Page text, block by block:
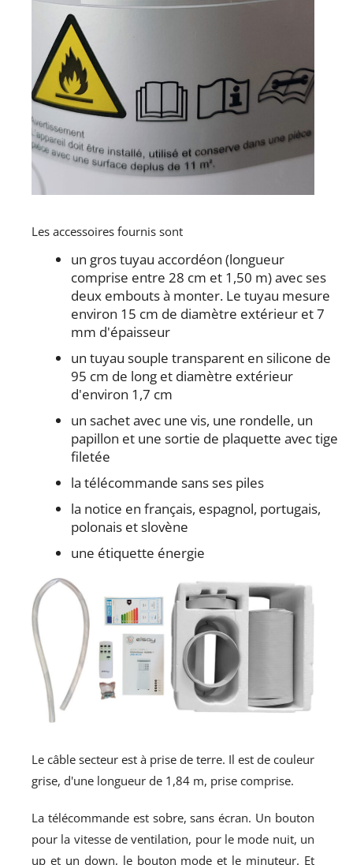
Les accessoires fournis sont
un gros tuyau accordéon (longueur
comprise entre 28 cm et 1,50 m) avec ses
deux embouts à monter. Le tuyau mesure
environ 15 cm de diamètre extérieur et 7
mm d'épaisseur
un tuyau souple transparent en silicone de
95 cm de long et diamètre extérieur
d'environ 1,7 cm
un sachet avec une vis, une rondelle, un
papillon et une sortie de plaquette avec tige
filetée
la télécommande sans ses piles
la notice en français, espagnol, portugais,
polonais et slovène
une étiquette énergie
Le câble secteur est à prise de terre. Il est de couleur
grise, d'une longueur de 1,84 m, prise comprise.
La télécommande est sobre, sans écran. Un bouton
pour la vitesse de ventilation, pour le mode nuit, un
up et un down, le bouton mode et le minuteur. Et